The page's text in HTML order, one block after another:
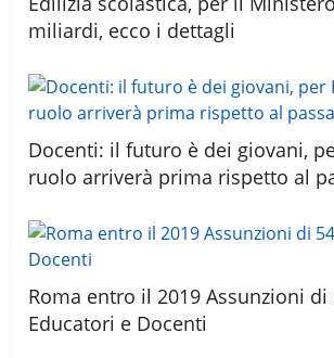
miliardi, ecco i dettagli
Docenti: il futuro è dei giovani,
ruolo arriverà prima rispetto al
Roma entro il 2019 Assunzioni di
Educatori e Docenti